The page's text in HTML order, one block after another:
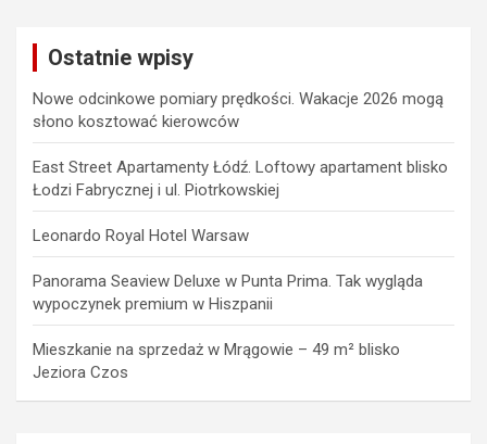
Ostatnie wpisy
Nowe odcinkowe pomiary prędkości. Wakacje 2026 mogą
słono kosztować kierowców
East Street Apartamenty Łódź. Loftowy apartament blisko
Łodzi Fabrycznej i ul. Piotrkowskiej
Leonardo Royal Hotel Warsaw
Panorama Seaview Deluxe w Punta Prima. Tak wygląda
wypoczynek premium w Hiszpanii
Mieszkanie na sprzedaż w Mrągowie – 49 m² blisko
Jeziora Czos